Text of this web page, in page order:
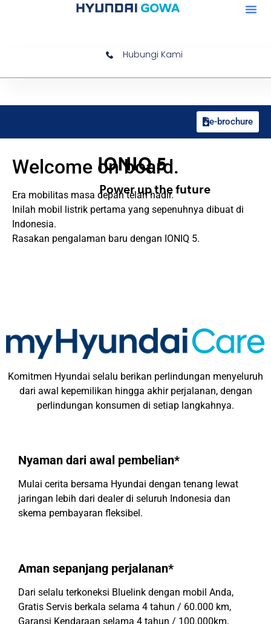
Hubungi Kami
IONIQ 5
Power up the future
e-brochure
Welcome on board.
Era mobilitas masa depan telah hadir.
Inilah mobil listrik pertama yang sepenuhnya dibuat di
Indonesia.
Rasakan pengalaman baru dengan IONIQ 5.
Komitmen Hyundai selalu berikan perlindungan menyeluruh
dari awal kepemilikan hingga akhir perjalanan, dengan
perlindungan konsumen di setiap langkahnya.
Nyaman dari awal pembelian*
Mulai cerita bersama Hyundai dengan tenang lewat
jaringan lebih dari dealer di seluruh Indonesia dan
skema pembayaran fleksibel.
Aman sepanjang perjalanan*
Dari selalu terkoneksi Bluelink dengan mobil Anda,
Gratis Servis berkala selama 4 tahun / 60.000 km,
Garansi Kendaraan selama 4 tahun / 100.000km,